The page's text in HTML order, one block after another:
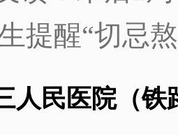
提醒“切忌
人民医院（铁